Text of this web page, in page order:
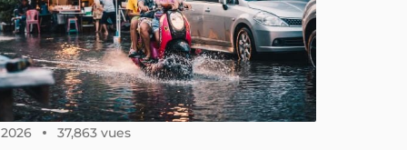
37,863 vues